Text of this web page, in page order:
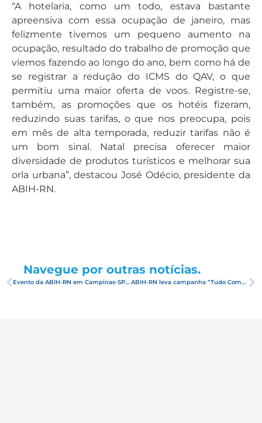
“A hotelaria, como um todo, estava bastante
apreensiva com essa ocupação de janeiro, mas
felizmente tivemos um pequeno aumento na
ocupação, resultado do trabalho de promoção que
viemos fazendo ao longo do ano, bem como há de
se registrar a redução do ICMS do QAV, o que
permitiu uma maior oferta de voos. Registre-se,
também, as promoções que os hotéis fizeram,
reduzindo suas tarifas, o que nos preocupa, pois
em mês de alta temporada, reduzir tarifas não é
um bom sinal. Natal precisa oferecer maior
diversidade de produtos turísticos e melhorar sua
orla urbana”, destacou José Odécio, presidente da
ABIH-RN.
Navegue por outras notícias.
Evento da ABIH-RN em Campinas-SP foi um sucesso ABIH-RN leva campanha “Tudo Começa Azul 2019/20” para Sorocaba-SP, no segundo dia de ação